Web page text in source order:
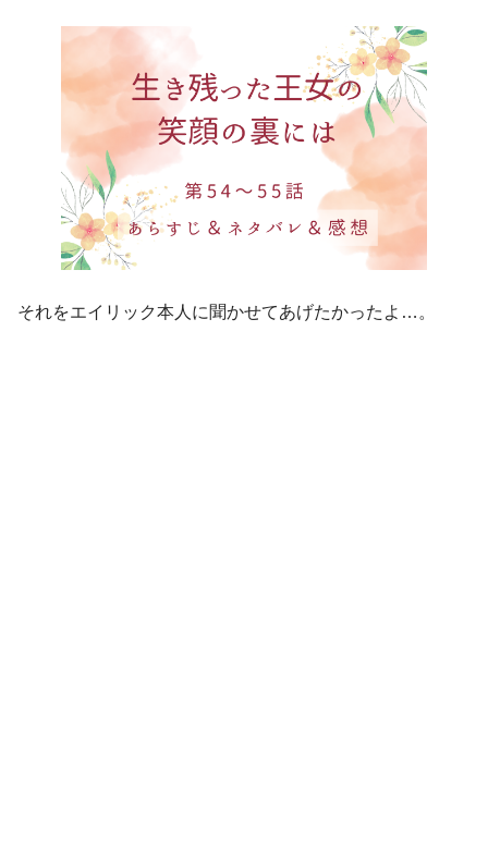
それをエイリック本人に聞かせてあげたかったよ…。